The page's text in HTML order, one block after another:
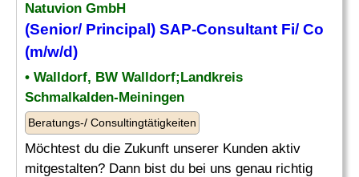
Natuvion GmbH
(Senior/ Principal) SAP-Consultant Fi/ Co
(m/w/d)
• Walldorf, BW Walldorf;Landkreis
Schmalkalden-Meiningen
Beratungs-/ Consultingtätigkeiten
Möchtest du die Zukunft unserer Kunden aktiv
mitgestalten? Dann bist du bei uns genau richtig